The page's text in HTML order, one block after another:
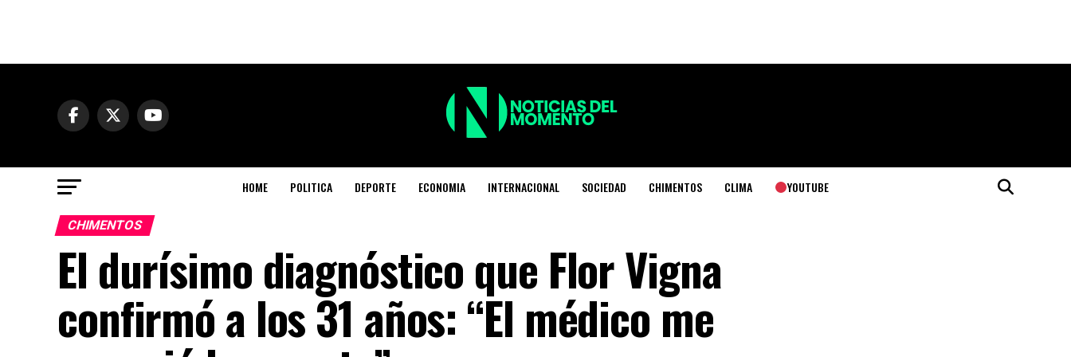
HOME POLITICA DEPORTE ECONOMIA INTERNACIONAL SOCIEDAD CHIMENTOS CLIMA YOUTUBE
CHIMENTOS
El durísimo diagnóstico que Flor Vigna
confirmó a los 31 años: “El médico me